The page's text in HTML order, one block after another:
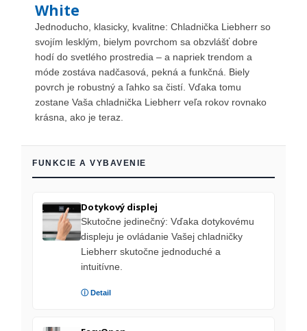
White
Jednoducho, klasicky, kvalitne: Chladnička Liebherr so
svojím lesklým, bielym povrchom sa obzvlášť dobre
hodí do svetlého prostredia – a napriek trendom a
móde zostáva nadčasová, pekná a funkčná. Biely
povrch je robustný a ľahko sa čistí. Vďaka tomu
zostane Vaša chladnička Liebherr veľa rokov rovnako
krásna, ako je teraz.
FUNKCIE A VYBAVENIE
Dotykový displej
Skutočne jedinečný: Vďaka dotykovému
displeju je ovládanie Vašej chladničky
Liebherr skutočne jednoduché a
intuitívne.
ⓘ Detail